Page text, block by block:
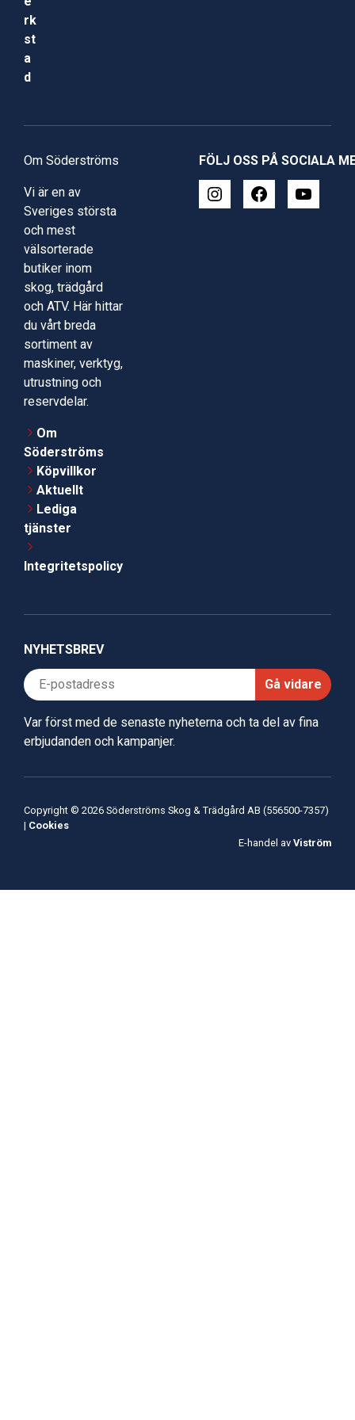
rk
st
a
d
Om Söderströms
Vi är en av
Sveriges största
och mest
välsorterade
butiker inom
skog, trädgård
och ATV. Här hittar
du vårt breda
sortiment av
maskiner, verktyg,
utrustning och
reservdelar.
Om
Söderströms
Köpvillkor
Aktuellt
Lediga
tjänster
Integritetspolicy
FÖLJ OSS PÅ SOCIALA
NYHETSBREV
Gå vidare
Var först med de senaste nyheterna och ta del av fina
erbjudanden och kampanjer.
Copyright © 2026 Söderströms Skog & Trädgård AB (556500-7357)
| Cookies
E-handel av Viström